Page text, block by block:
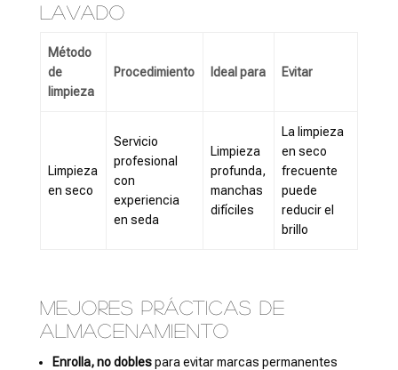
lavado
Método
de
limpieza
Procedimiento Ideal para Evitar
Limpieza
en seco
Servicio
profesional
con
experiencia
en seda
Limpieza
profunda,
manchas
difíciles
La limpieza
en seco
frecuente
puede
reducir el
brillo
Mejores prácticas de
almacenamiento
Enrolla, no doblespara evitar marcas permanentes